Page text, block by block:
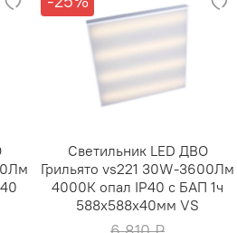
Светильник LED ДВО
Грильято vs221 30W-3600Лм
4000К опал IP40 с БАП 1ч
588х588х40мм VS